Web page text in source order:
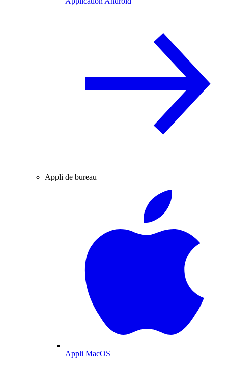
Appli de bureau
Appli MacOS